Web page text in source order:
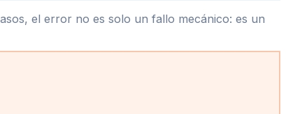
el error no es solo un fallo mecánico: es un